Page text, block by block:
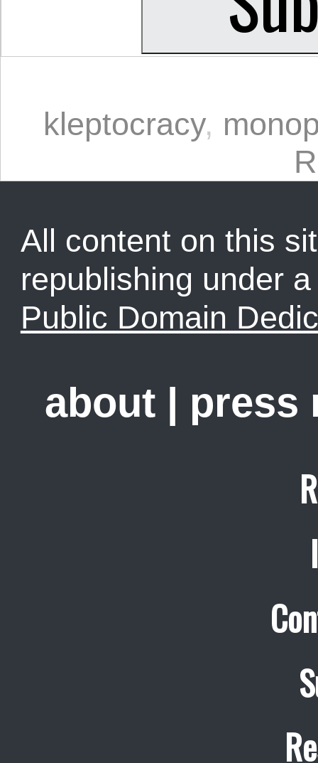
kleptocracy,
All content on this
republishing under
Public Domain
about | press